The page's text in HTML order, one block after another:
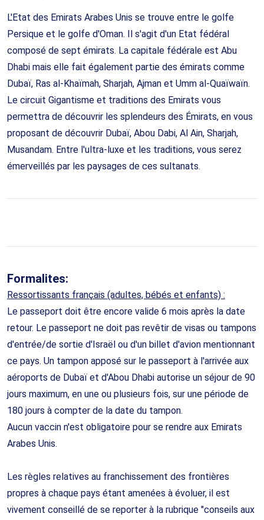
L'Etat des Emirats Arabes Unis se trouve entre le golfe
Persique et le golfe d'Oman. Il s'agit d'un Etat fédéral
composé de sept émirats. La capitale fédérale est Abu
Dhabi mais elle fait également partie des émirats comme
Dubaï, Ras al-Khaïmah, Sharjah, Ajman et Umm al-Quaïwaïn.
Le circuit Gigantisme et traditions des Emirats vous
permettra de découvrir les splendeurs des Émirats, en vous
proposant de découvrir Dubaï, Abou Dabi, Al Ain, Sharjah,
Musandam. Entre l'ultra-luxe et les traditions, vous serez
émerveillés par les paysages de ces sultanats.
Formalites:
Ressortissants français (adultes, bébés et enfants) :
Le passeport doit être encore valide 6 mois après la date
retour. Le passeport ne doit pas revêtir de visas ou tampons
d'entrée/de sortie d'Israël ou d'un billet d'avion mentionnant
ce pays. Un tampon apposé sur le passeport à l'arrivée aux
aéroports de Dubaï et d'Abou Dhabi autorise un séjour de 90
jours maximum, en une ou plusieurs fois, sur une période de
180 jours à compter de la date du tampon.
Aucun vaccin n'est obligatoire pour se rendre aux Emirats
Arabes Unis.
Les règles relatives au franchissement des frontières
propres à chaque pays étant amenées à évoluer, il est
vivement conseillé de se reporter à la rubrique "conseils aux